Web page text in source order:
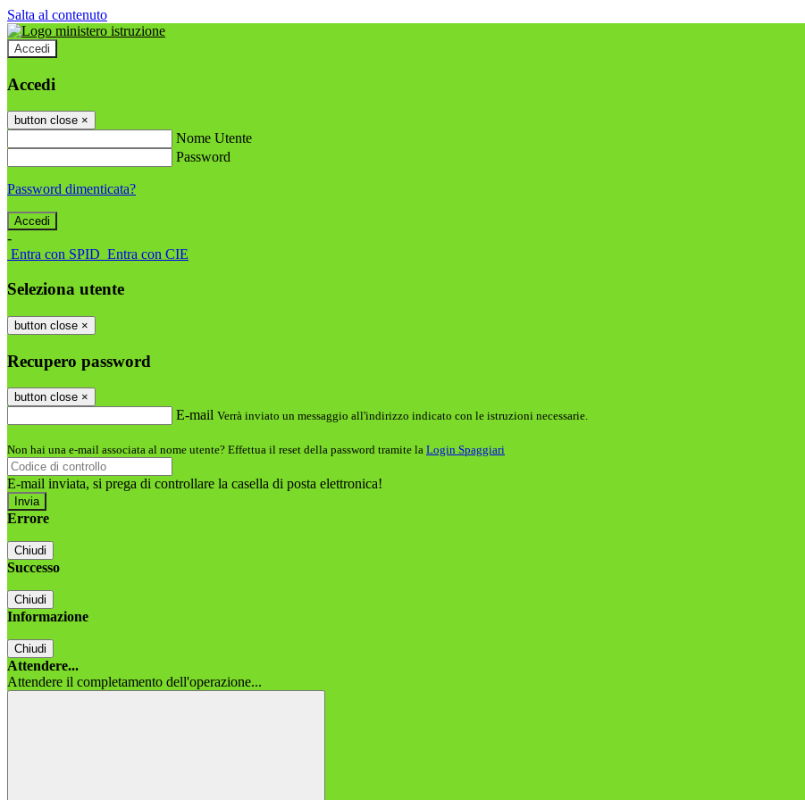
Salta al contenuto
Accedi
Accedi
button close ×
Nome Utente
Password
Password dimenticata?
-
Entra con SPID Entra con CIE
Seleziona utente
button close ×
Recupero password
button close ×
E-mail Verrà inviato un messaggio all'indirizzo indicato con le istruzioni necessarie.
Non hai una e-mail associata al nome utente? Effettua il reset della password tramite la Login Spaggiari
E-mail inviata, si prega di controllare la casella di posta elettronica!
Errore
Chiudi
Successo
Chiudi
Informazione
Chiudi
Attendere...
Attendere il completamento dell'operazione...